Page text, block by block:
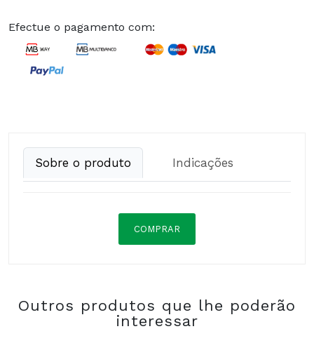
Efectue o pagamento com:
Sobre o produto Indicações
COMPRAR
COMPRAR
Outros produtos que lhe poderão
interessar